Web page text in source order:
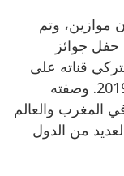
موازين، وتم
جوائز
قناته على
يوتيوب إلى مليون مشترك في مارس 2019. وصفته
المغرب والعالم
من الدول